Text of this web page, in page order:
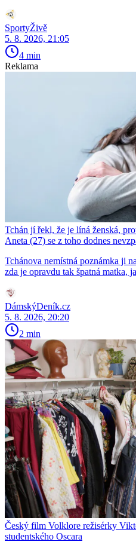
SportyŽivě
5. 8. 2026, 21:05
4 min
Reklama
Tchán jí řekl, že je líná ženská,
Aneta (27) se z toho dodnes
Tchánova nemístná poznámka ji
zda je opravdu tak špatná matka,
DámskýDeník.cz
5. 8. 2026, 20:20
2 min
Český film Volklore režisérky
studentského Oscara